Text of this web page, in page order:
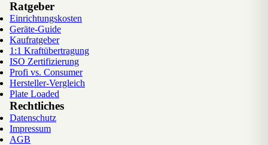
Ratgeber
Einrichtungskosten
Geräte-Guide
Kaufratgeber
1:1 Kraftübertragung
ISO Zertifizierung
Profi vs. Consumer
Hersteller-Vergleich
Plate Loaded
Rechtliches
Datenschutz
Impressum
AGB